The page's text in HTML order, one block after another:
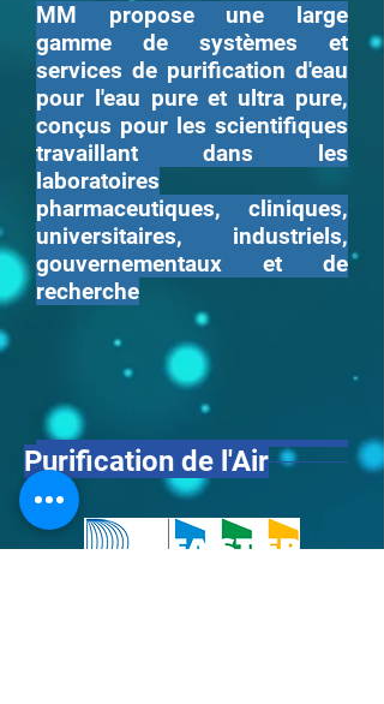
MM propose une large
gamme de systèmes et
services de purification d'eau
pour l'eau pure et ultra pure,
conçus pour les scientifiques
travaillant dans les
laboratoires
pharmaceutiques, cliniques,
universitaires, industriels,
gouvernementaux et de
recherche
Purification de l'Air